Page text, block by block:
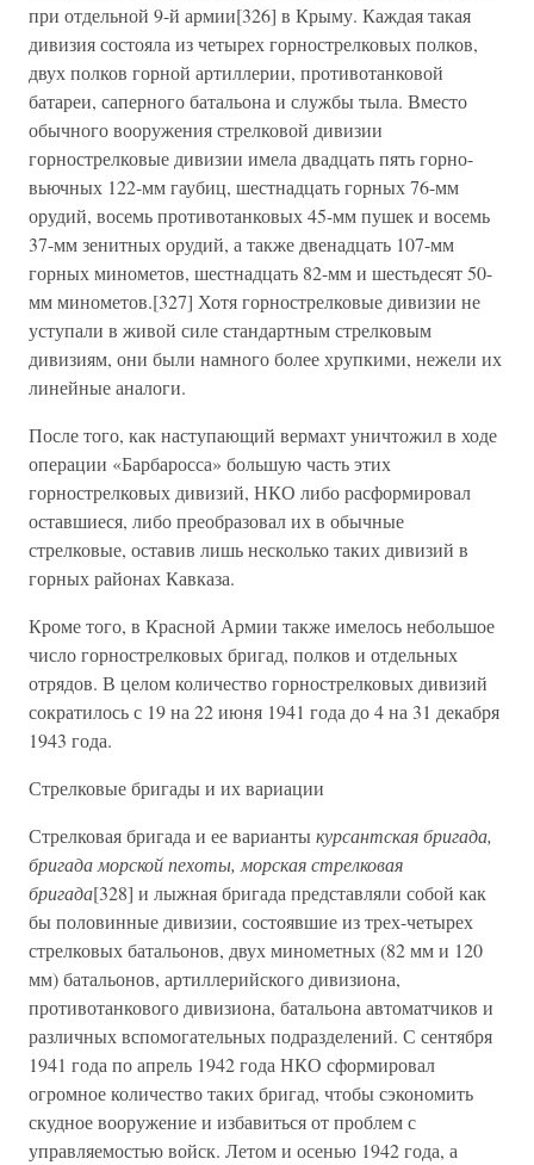
при отдельной 9-й армии[326] в Крыму. Каждая такая
дивизия состояла из четырех горнострелковых полков,
двух полков горной артиллерии, противотанковой
батареи, саперного батальона и службы тыла. Вместо
обычного вооружения стрелковой дивизии
горнострелковые дивизии имела двадцать пять горно-
вьючных 122-мм гаубиц, шестнадцать горных 76-мм
орудий, восемь противотанковых 45-мм пушек и восемь
37-мм зенитных орудий, а также двенадцать 107-мм
горных минометов, шестнадцать 82-мм и шестьдесят 50-
мм минометов.[327] Хотя горнострелковые дивизии не
уступали в живой силе стандартным стрелковым
дивизиям, они были намного более хрупкими, нежели их
линейные аналоги.
После того, как наступающий вермахт уничтожил в ходе
операции «Барбаросса» большую часть этих
горнострелковых дивизий, НКО либо расформировал
оставшиеся, либо преобразовал их в обычные
стрелковые, оставив лишь несколько таких дивизий в
горных районах Кавказа.
Кроме того, в Красной Армии также имелось небольшое
число горнострелковых бригад, полков и отдельных
отрядов. В целом количество горнострелковых дивизий
сократилось с 19 на 22 июня 1941 года до 4 на 31 декабря
1943 года.
Стрелковые бригады и их вариации
Стрелковая бригада и ее вариантыкурсантская бригада,
бригада морской пехоты, морская стрелковая
бригада[328] и лыжная бригада представляли собой как
бы половинные дивизии, состоявшие из трех-четырех
стрелковых батальонов, двух минометных (82 мм и 120
мм) батальонов, артиллерийского дивизиона,
противотанкового дивизиона, батальона автоматчиков и
различных вспомогательных подразделений. С сентября
1941 года по апрель 1942 года НКО сформировал
огромное количество таких бригад, чтобы сэкономить
скудное вооружение и избавиться от проблем с
управляемостью войск. Летом и осенью 1942 года, а